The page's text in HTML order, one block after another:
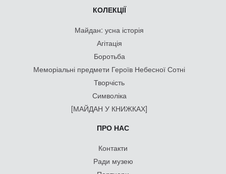
КОЛЕКЦІЇ
Майдан: усна історія
Агітація
Боротьба
Меморіальні предмети Героїв Небесної Сотні
Творчість
Символіка
[МАЙДАН У КНИЖКАХ]
ПРО НАС
Контакти
Ради музею